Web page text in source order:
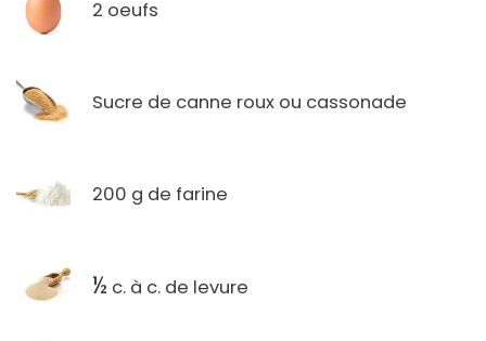
2 oeufs
Sucre de canne roux ou cassonade
200 g de farine
½ c. à c. de levure